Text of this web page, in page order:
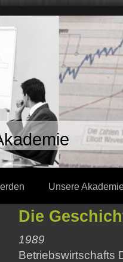
Unsere
Die
1989
Betriebswirtschafts